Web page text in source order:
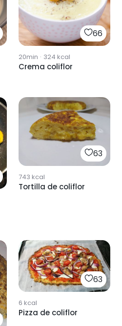
66
20min · 324 kcal
Crema coliflor
63
743 kcal
Tortilla de coliflor
63
6 kcal
Pizza de coliflor